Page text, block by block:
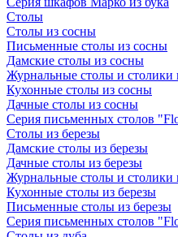
Столы
Столы из сосны
Письменные столы из сосны
Дамские столы из сосны
Журнальные столы и столики
Кухонные столы из сосны
Дачные столы из сосны
Серия письменных столов
Столы из березы
Дамские столы из березы
Дачные столы из березы
Журнальные столы и столики
Кухонные столы из березы
Письменные столы из березы
Серия письменных столов